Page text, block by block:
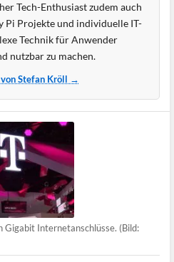
Tech-Enthusiast zudem auch
Pi Projekte und individuelle IT-
Technik für Anwender
nutzbar zu machen.
Stefan Kröll →
Gigabit Internetanschlüsse. (Bild: